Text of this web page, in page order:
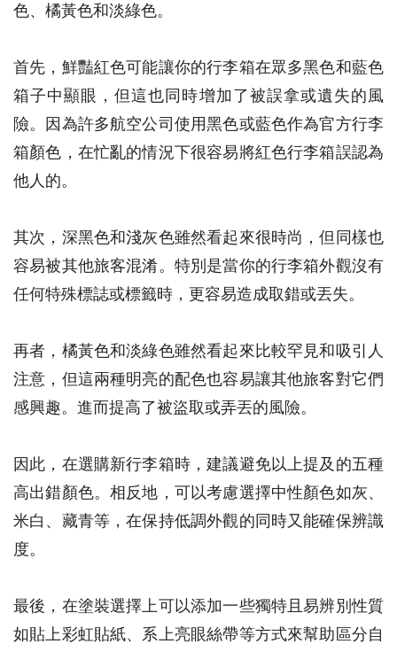
色、橘黃色和淡綠色。
首先，鮮豔紅色可能讓你的行李箱在眾多黑色和藍色
箱子中顯眼，但這也同時增加了被誤拿或遺失的風
險。因為許多航空公司使用黑色或藍色作為官方行李
箱顏色，在忙亂的情況下很容易將紅色行李箱誤認為
他人的。
其次，深黑色和淺灰色雖然看起來很時尚，但同樣也
容易被其他旅客混淆。特別是當你的行李箱外觀沒有
任何特殊標誌或標籤時，更容易造成取錯或丟失。
再者，橘黃色和淡綠色雖然看起來比較罕見和吸引人
注意，但這兩種明亮的配色也容易讓其他旅客對它們
感興趣。進而提高了被盜取或弄丟的風險。
因此，在選購新行李箱時，建議避免以上提及的五種
高出錯顏色。相反地，可以考慮選擇中性顏色如灰、
米白、藏青等，在保持低調外觀的同時又能確保辨識
度。
最後，在塗裝選擇上可以添加一些獨特且易辨別性質
如貼上彩虹貼紙、系上亮眼絲帶等方式來幫助區分自